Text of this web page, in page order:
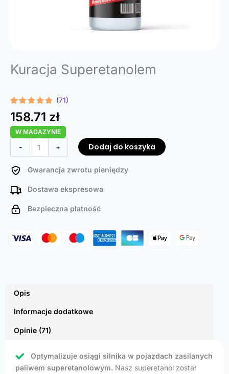
Kuracja Superetanolem
Oceniony
4.92na 5
na
podstawie
71
ocen
klientów
(71)
158.71 zł
W MAGAZYNIE
-
Superethanol
Treatment
+ Dodaj do koszyka
Gwarancja zwrotu pieniędzy
Dostawa ekspresowa
Bezpieczna płatność
Opis
Informacje dodatkowe
Opinie (71)
Optymalizuje osiągi silnika w pojazdach zasilanych
paliwem superetanolowym. Nasz superetanol został